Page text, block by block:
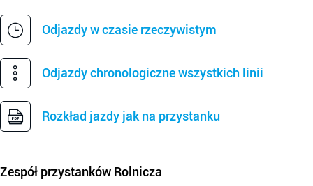
Odjazdy w czasie rzeczywistym
Odjazdy chronologiczne wszystkich linii
Rozkład jazdy jak na przystanku
Zespół przystanków Rolnicza